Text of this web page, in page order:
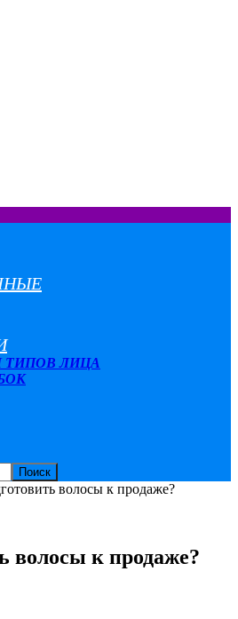
ТИПОВ ЛИЦА
волосы к продаже?
волосы к продаже?